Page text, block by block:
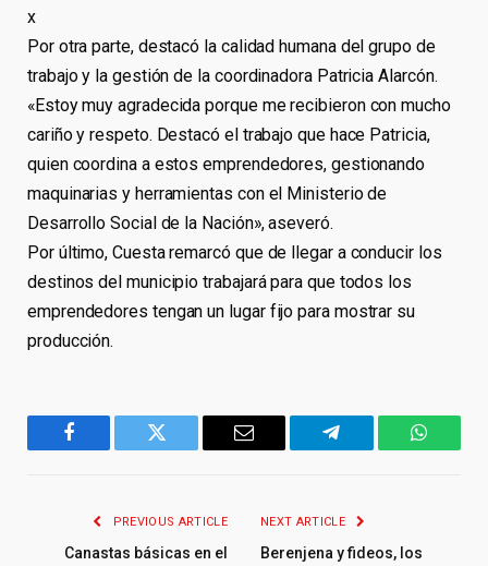
x
Por otra parte, destacó la calidad humana del grupo de
trabajo y la gestión de la coordinadora Patricia Alarcón.
«Estoy muy agradecida porque me recibieron con mucho
cariño y respeto. Destacó el trabajo que hace Patricia,
quien coordina a estos emprendedores, gestionando
maquinarias y herramientas con el Ministerio de
Desarrollo Social de la Nación», aseveró.
Por último, Cuesta remarcó que de llegar a conducir los
destinos del municipio trabajará para que todos los
emprendedores tengan un lugar fijo para mostrar su
producción.
Facebook Twitter Email Telegram
PREVIOUS ARTICLE
Canastas básicas en el
NEXT ARTICLE
Berenjena y fideos, los